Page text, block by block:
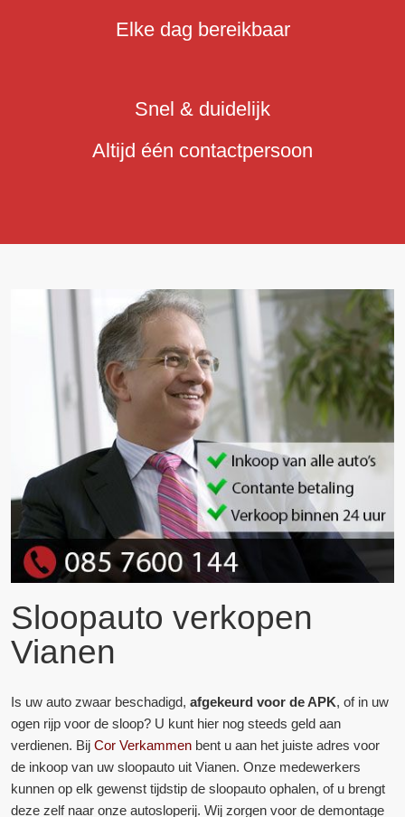
Elke dag bereikbaar
Snel & duidelijk
Altijd één contactpersoon
Sloopauto verkopen
Vianen
Is uw auto zwaar beschadigd, afgekeurd voor de APK, of in uw
ogen rijp voor de sloop? U kunt hier nog steeds geld aan
verdienen. Bij Cor Verkammen bent u aan het juiste adres voor
de inkoop van uw sloopauto uit Vianen. Onze medewerkers
kunnen op elk gewenst tijdstip de sloopauto ophalen, of u brengt
deze zelf naar onze autosloperij. Wij zorgen voor de demontage